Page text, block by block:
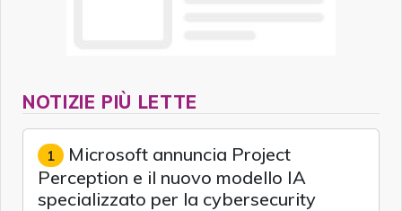
NOTIZIE PIÙ LETTE
1 Microsoft annuncia Project
Perception e il nuovo modello IA
specializzato per la cybersecurity